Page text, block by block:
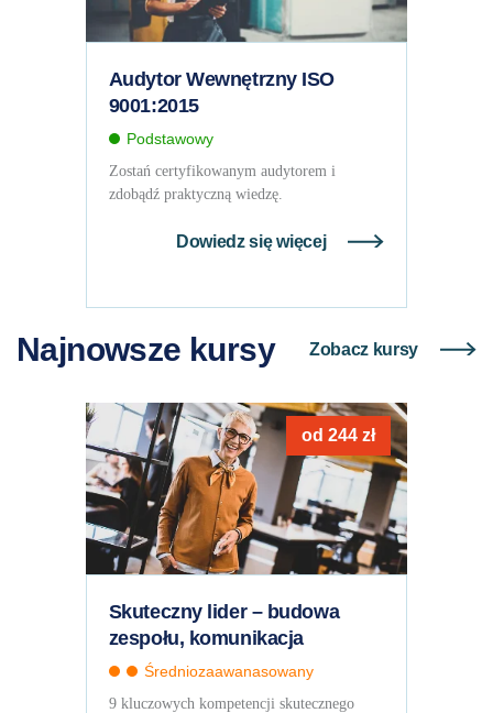
Audytor Wewnętrzny ISO
9001:2015
Podstawowy
Zostań certyfikowanym audytorem i
zdobądź praktyczną wiedzę.
Dowiedz się więcej
Najnowsze kursy Zobacz kursy
od244zł
Skuteczny lider – budowa
zespołu, komunikacja
Średniozaawanasowany
9 kluczowych kompetencji skutecznego